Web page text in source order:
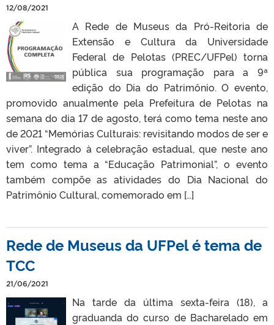
12/08/2021
A Rede de Museus da Pró-Reitoria de
Extensão e Cultura da Universidade
Federal de Pelotas (PREC/UFPel) torna
pública sua programação para a 9ª
edição do Dia do Patrimônio. O evento,
promovido anualmente pela Prefeitura de Pelotas na
semana do dia 17 de agosto, terá como tema neste ano
de 2021 “Memórias Culturais: revisitando modos de ser e
viver”. Integrado à celebração estadual, que neste ano
tem como tema a “Educação Patrimonial”, o evento
também compõe as atividades do Dia Nacional do
Patrimônio Cultural, comemorado em […]
Rede de Museus da UFPel é tema de
TCC
21/06/2021
Na tarde da última sexta-feira (18), a
graduanda do curso de Bacharelado em